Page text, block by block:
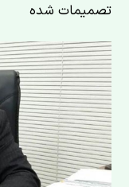
تصمیمات شده